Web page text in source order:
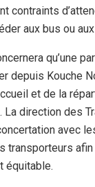
contraints
aux bus ou
qu’une
depuis Kouche
et de la
La direction des
avec
transporteurs afin
équitable.